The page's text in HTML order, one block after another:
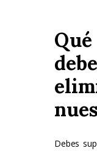
Debes